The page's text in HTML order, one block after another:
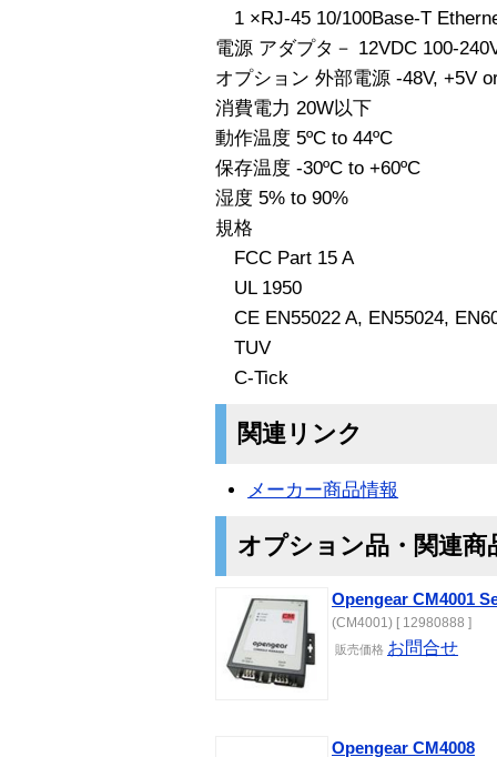
1 ×RJ-45 10/100Base-T
電源 アダプタ－ 12VDC 100-
オプション 外部電源 -48V, +5V
消費電力 20W以下
動作温度 5ºC to 44ºC
保存温度 -30ºC to +60ºC
湿度 5% to 90%
規格
FCC Part 15 A
UL 1950
CE EN55022 A, EN55024,
TUV
C-Tick
関連リンク
メーカー商品情報
オプション品・関連商
Opengear CM4001
(CM4001) [ 12980888 ]
販売価格 お問合せ
Opengear CM4008